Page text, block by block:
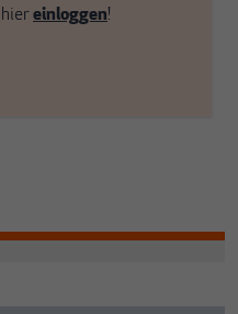
hiereinloggen!